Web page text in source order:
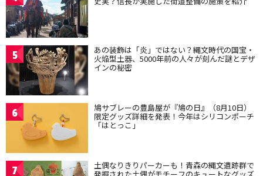
5 あの装飾は「炎」ではない？縄文時代の国宝・
火焔型土器、5000年前の人々が刻んだ謎とデザ
インの秘密
6 鳩サブレーの豊島屋が『鳩の日』（8月10日）
限定グッズ詳細を発表！今年はシリコンポーチ
「はとっこ」
7 土偶なりきりパーカーも！青森の縄文遺跡群で